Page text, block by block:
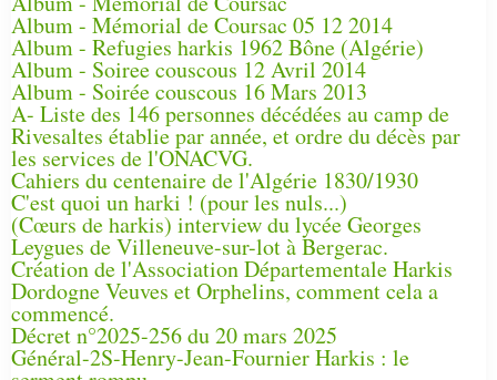
Album - Mémorial de Coursac 05 12 2014
Album - Refugies harkis 1962 Bône (Algérie)
Album - Soiree couscous 12 Avril 2014
Album - Soirée couscous 16 Mars 2013
A- Liste des 146 personnes décédées au camp de
Rivesaltes établie par année, et ordre du décès par
les services de l'ONACVG.
Cahiers du centenaire de l'Algérie 1830/1930
C'est quoi un harki ! (pour les nuls...)
(Cœurs de harkis) interview du lycée Georges
Leygues de Villeneuve-sur-lot à Bergerac.
Création de l'Association Départementale Harkis
Dordogne Veuves et Orphelins, comment cela a
commencé.
Décret n°2025-256 du 20 mars 2025
Général-2S-Henry-Jean-Fournier Harkis : le